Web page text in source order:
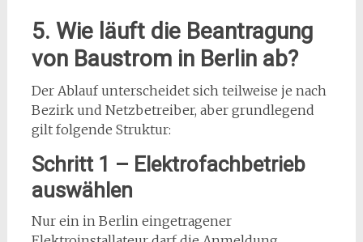
5. Wie läuft die Beantragung
von Baustrom in Berlin ab?
Der Ablauf unterscheidet sich teilweise je nach
Bezirk und Netzbetreiber, aber grundlegend
gilt folgende Struktur:
Schritt 1 – Elektrofachbetrieb
auswählen
Nur ein in Berlin eingetragener